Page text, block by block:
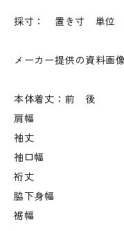
採寸： 置き寸 単位
メーカー提供の資料画
本体着丈：前 後
肩幅
袖丈
袖口幅
裄丈
脇下身幅
裾幅